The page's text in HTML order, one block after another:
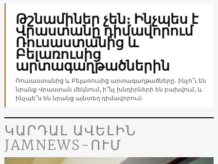
Թշնամիներ չեն։ Ինչպես է
Վրաստանը դիմավորում
Ռուսաստանից և
Բելառուսից
արտագաղթածներին
Ռուսաստանից և Բելառուսից արտագաղթածները․ ինչո՞ւ են
նրանք Վրաստան մեկնում, ի՞նչ խնդիրների են բախվում, և
ինչպե՞ս են նրանց այնտեղ դիմավորում։
ԿԱՐԴԱԼ ԱՎԵԼԻՆ
JAMNEWS-ՈՒՄ